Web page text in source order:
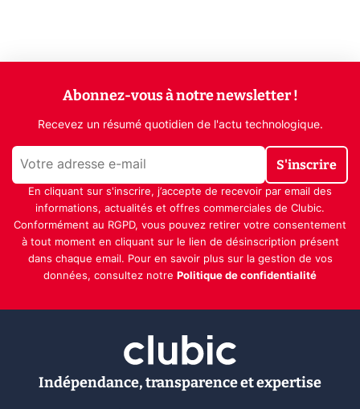
Abonnez-vous à notre newsletter !
Recevez un résumé quotidien de l'actu technologique.
S'inscrire
En cliquant sur s'inscrire, j’accepte de recevoir par email des
informations, actualités et offres commerciales de Clubic.
Conformément au RGPD, vous pouvez retirer votre consentement
à tout moment en cliquant sur le lien de désinscription présent
dans chaque email. Pour en savoir plus sur la gestion de vos
données, consultez notre Politique de confidentialité
Indépendance, transparence et expertise